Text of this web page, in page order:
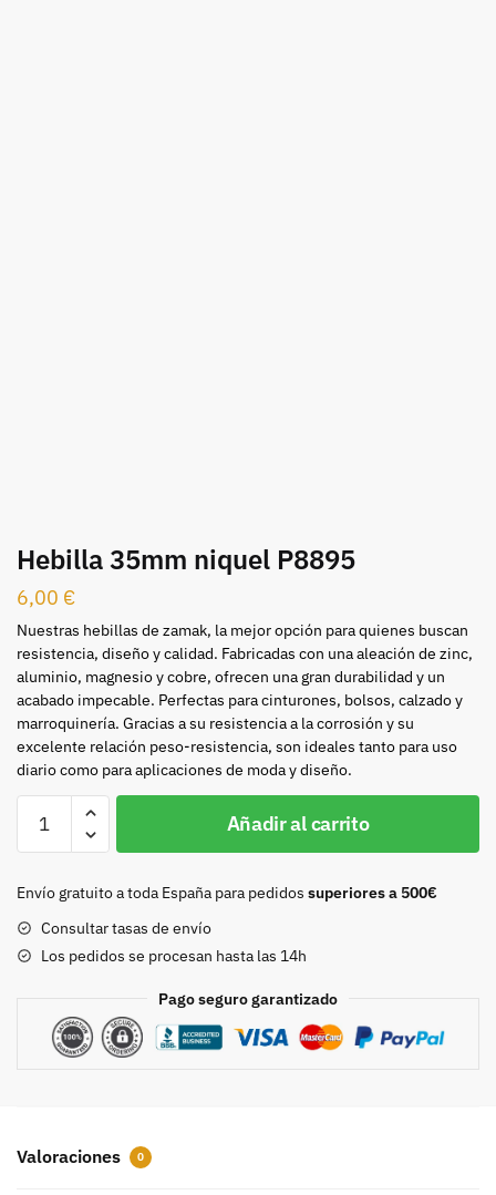
Hebilla 35mm niquel P8895
6,00 €
Nuestras hebillas de zamak, la mejor opción para quienes buscan
resistencia, diseño y calidad. Fabricadas con una aleación de zinc,
aluminio, magnesio y cobre, ofrecen una gran durabilidad y un
acabado impecable. Perfectas para cinturones, bolsos, calzado y
marroquinería. Gracias a su resistencia a la corrosión y su
excelente relación peso-resistencia, son ideales tanto para uso
diario como para aplicaciones de moda y diseño.
35mm
P8895
Añadir al carrito
Envío gratuito a toda España para pedidos superiores a 500€
Consultar tasas de envío
Los pedidos se procesan hasta las 14h
Pago seguro garantizado
Valoraciones 0